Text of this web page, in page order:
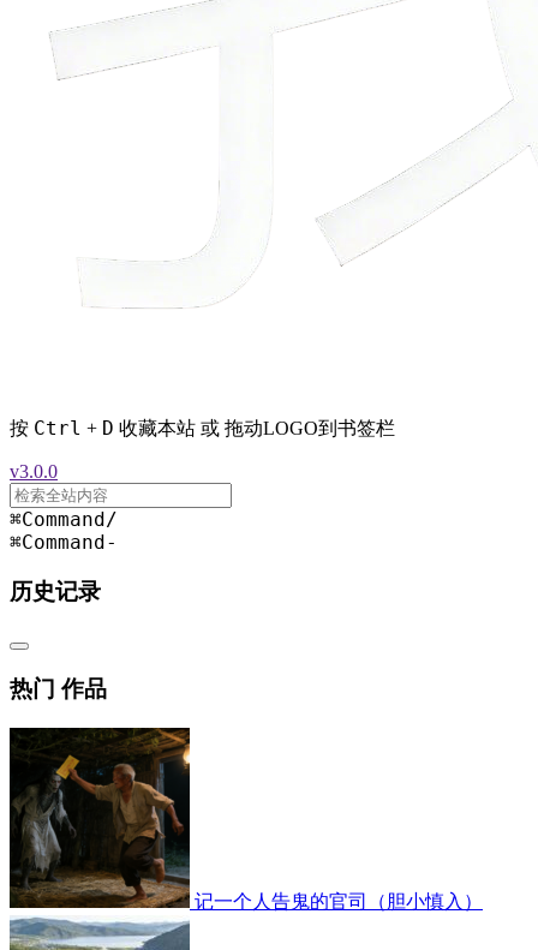
按 Ctrl + D 收藏本站 或 拖动LOGO到书签栏
v3.0.0
⌘Command/
⌘Command-
历史记录
热门 作品
记一个人告鬼的官司（胆小慎入）